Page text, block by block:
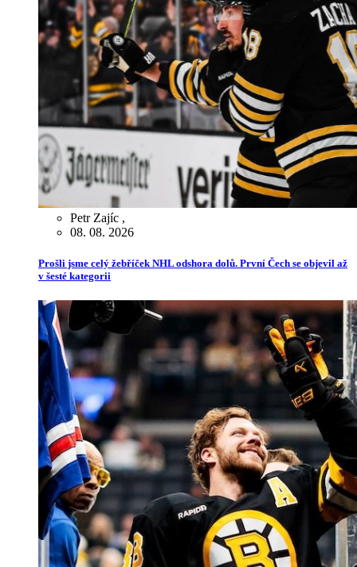
Petr Zajíc ,
08. 08. 2026
Prošli jsme celý žebříček NHL odshora dolů. První Čech se objevil až
v šesté kategorii